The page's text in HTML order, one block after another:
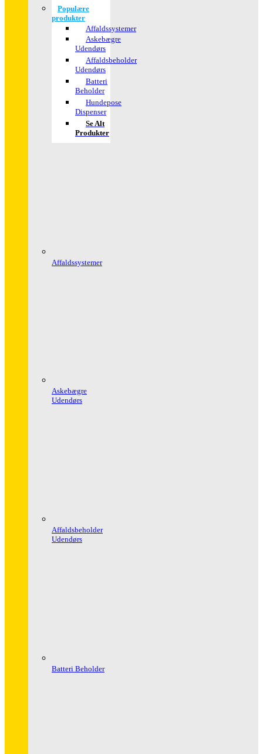
Populære
produkter
Affaldssystemer
Askebægre
Udendørs
Affaldsbeholder
Udendørs
Batteri
Beholder
Hundepose
Dispenser
Se Alt
Produkter
Affaldssystemer
Askebægre
Udendørs
Affaldsbeholder
Udendørs
Batteri Beholder